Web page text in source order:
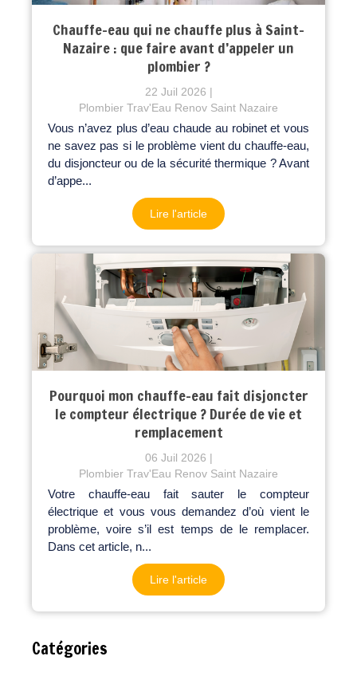
Chauffe-eau qui ne chauffe plus à Saint-
Nazaire : que faire avant d’appeler un
plombier ?
22 Juil 2026
Plombier Trav'Eau Renov Saint Nazaire
Vous n’avez plus d’eau chaude au robinet et vous
ne savez pas si le problème vient du chauffe-eau,
du disjoncteur ou de la sécurité thermique ? Avant
d’appe...
Lire l'article
Pourquoi mon chauffe-eau fait disjoncter
le compteur électrique ? Durée de vie et
remplacement
06 Juil 2026
Plombier Trav'Eau Renov Saint Nazaire
Votre chauffe-eau fait sauter le compteur
électrique et vous vous demandez d’où vient le
problème, voire s’il est temps de le remplacer.
Dans cet article, n...
Lire l'article
Catégories